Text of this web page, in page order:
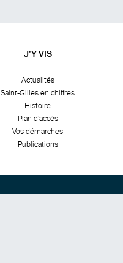
J’Y VIS
Actualités
Saint-Gilles en chiffres
Histoire
Plan d’accès
Vos démarches
Publications